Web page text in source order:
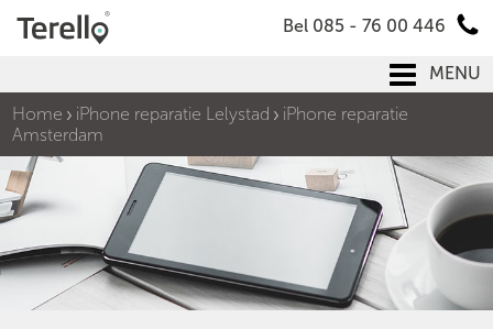
Bel 085 - 76 00 446
MENU
Home
iPhone reparatie Lelystad
iPhone reparatie
Amsterdam